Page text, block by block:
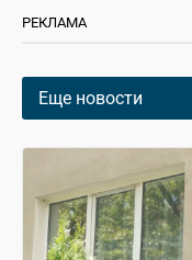
РЕКЛАМА
Еще новости